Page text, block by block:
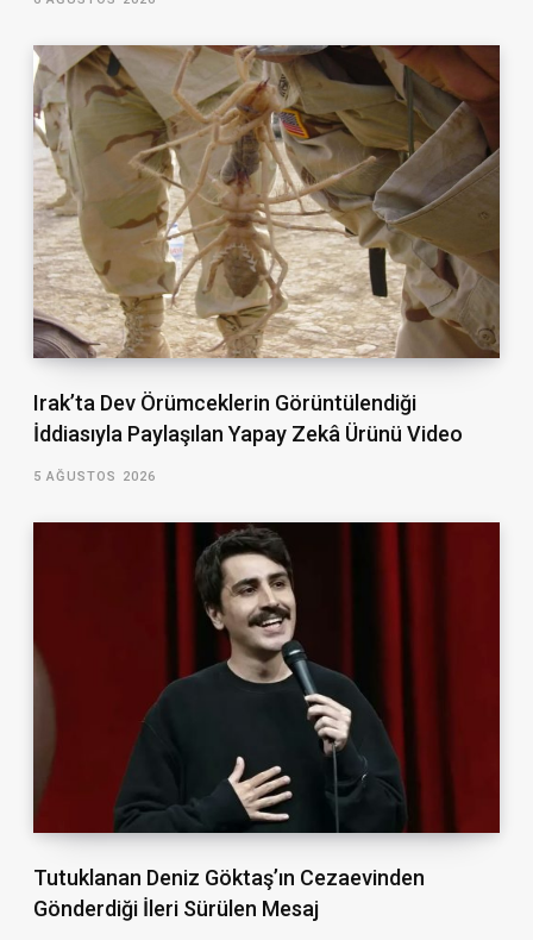
Irak’ta Dev Örümceklerin Görüntülendiği
İddiasıyla Paylaşılan Yapay Zekâ Ürünü Video
5 AĞUSTOS 2026
Tutuklanan Deniz Göktaş’ın Cezaevinden
Gönderdiği İleri Sürülen Mesaj